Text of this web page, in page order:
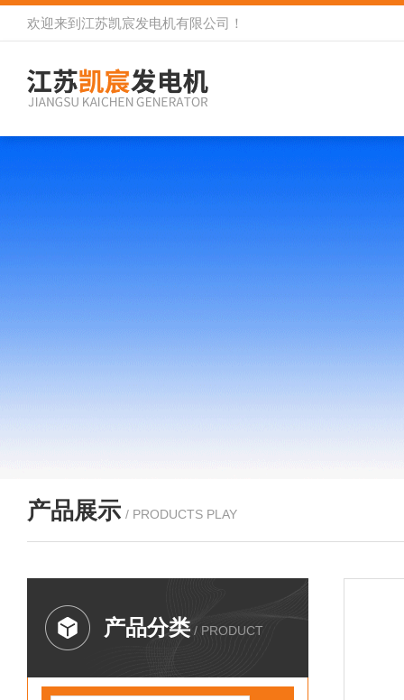
欢迎来到 江苏凯宸发电机有限公司 ！
产品展示 / PRODUCTS PLAY
产品分类 / PRODUCT